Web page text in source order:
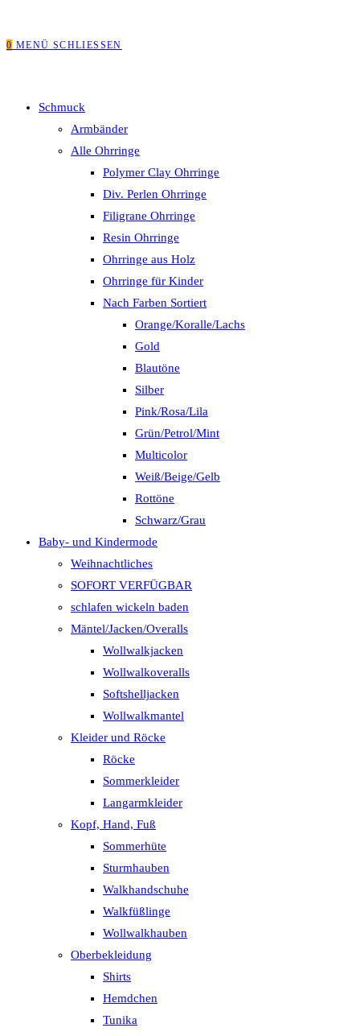
0 MENÜ SCHLIESSEN
Schmuck
Armbänder
Alle Ohrringe
Polymer Clay Ohrringe
Div. Perlen Ohrringe
Filigrane Ohrringe
Resin Ohrringe
Ohrringe aus Holz
Ohrringe für Kinder
Nach Farben Sortiert
Orange/Koralle/Lachs
Gold
Blautöne
Silber
Pink/Rosa/Lila
Grün/Petrol/Mint
Multicolor
Weiß/Beige/Gelb
Rottöne
Schwarz/Grau
Baby- und Kindermode
Weihnachtliches
SOFORT VERFÜGBAR
schlafen wickeln baden
Mäntel/Jacken/Overalls
Wollwalkjacken
Wollwalkoveralls
Softshelljacken
Wollwalkmantel
Kleider und Röcke
Röcke
Sommerkleider
Langarmkleider
Kopf, Hand, Fuß
Sommerhüte
Sturmhauben
Walkhandschuhe
Walkfüßlinge
Wollwalkhauben
Oberbekleidung
Shirts
Hemdchen
Tunika